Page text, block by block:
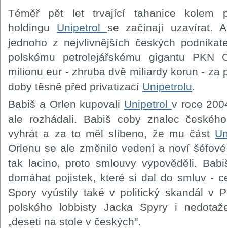
Téměř pět let trvající tahanice kolem
holdingu Unipetrol se začínají uzavírat.
jednoho z nejvlivnějších českých
polskému petrolejářskému gigantu PKN
milionu eur - zhruba dvě miliardy korun - za
doby těsně před privatizací Unipetrolu.
Babiš a Orlen kupovali Unipetrol v roce
ale rozhádali. Babiš coby znalec
vyhrát a za to měl slíbeno, že mu část
Orlenu se ale změnilo vedení a noví
tak lacino, proto smlouvy vypověděli.
domáhat pojistek, které si dal do smluv -
Spory vyústily také v politický skandál v
polského lobbisty Jacka Spyry i
„deseti na stole v českých".